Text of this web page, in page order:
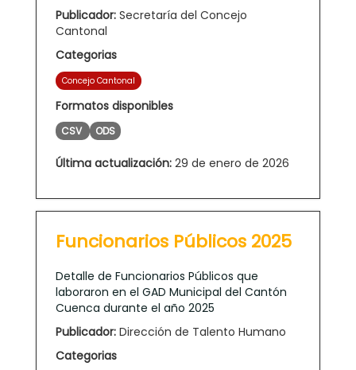
Publicador: Secretaría del Concejo
Cantonal
Categorias
Concejo Cantonal
Formatos disponibles
CSV ODS
Última actualización: 29 de enero de 2026
Funcionarios Públicos 2025
Detalle de Funcionarios Públicos que
laboraron en el GAD Municipal del Cantón
Cuenca durante el año 2025
Publicador: Dirección de Talento Humano
Categorias